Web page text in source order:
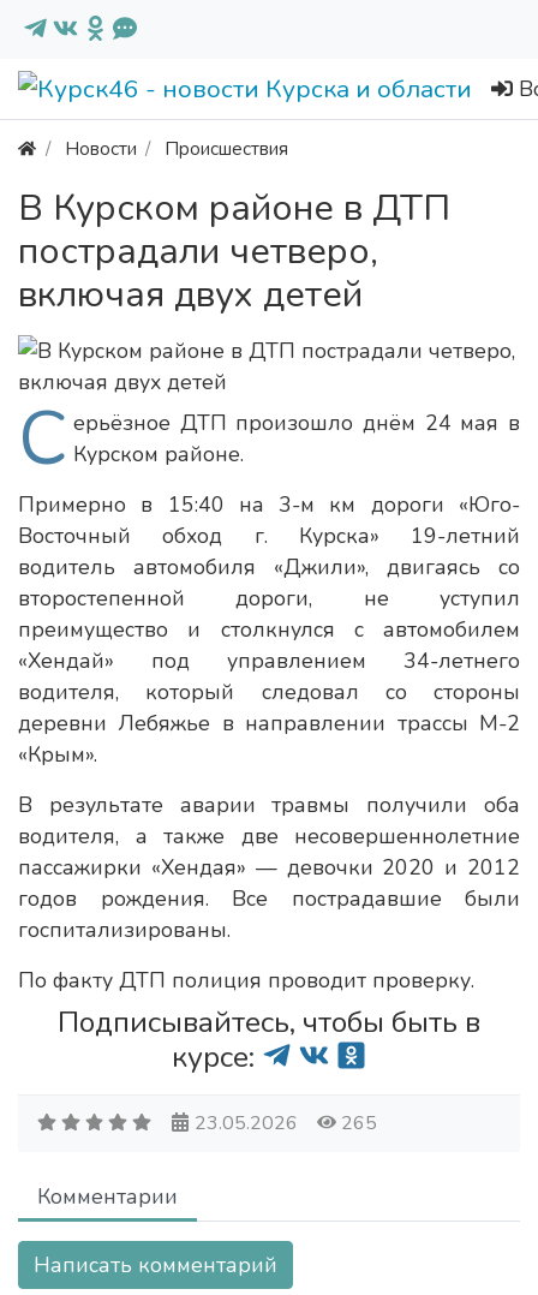
Новости Происшествия
В Курском районе в ДТП
пострадали четверо,
включая двух детей
С ерьёзное ДТП произошло днём 24 мая в
Курском районе.
Примерно в 15:40 на 3-м км дороги «Юго-
Восточный обход г. Курска» 19-летний
водитель автомобиля «Джили», двигаясь со
второстепенной дороги, не уступил
преимущество и столкнулся с автомобилем
«Хендай» под управлением 34-летнего
водителя, который следовал со стороны
деревни Лебяжье в направлении трассы М-2
«Крым».
В результате аварии травмы получили оба
водителя, а также две несовершеннолетние
пассажирки «Хендая» — девочки 2020 и 2012
годов рождения. Все пострадавшие были
госпитализированы.
По факту ДТП полиция проводит проверку.
Подписывайтесь, чтобы быть в
курсе:
23.05.2026 265
Комментарии
Написать комментарий